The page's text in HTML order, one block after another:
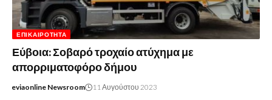
ΕΠΙΚΑΙΡΌΤΗΤΑ
Εύβοια: Σοβαρό τροχαίο ατύχημα με
απορριματοφόρο δήμου
eviaonline Newsroom 11 Αυγούστου 2023